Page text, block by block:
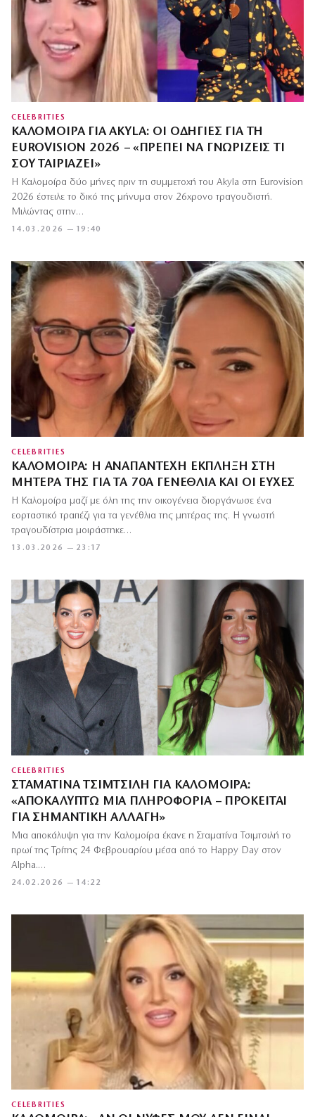
CELEBRITIES
ΚΑΛΟΜΟΊΡΑ ΓΙΑ ΑKYLA: ΟΙ ΟΔΗΓΊΕΣ ΓΙΑ ΤΗ
EUROVISION 2026 – «ΠΡΈΠΕΙ ΝΑ ΓΝΩΡΊΖΕΙΣ ΤΙ
ΣΟΥ ΤΑΙΡΙΆΖΕΙ»
14.03.2026 — 19:40
Η Καλομοίρα δύο μήνες πριν τη συμμετοχή του Akyla στη Eurovision
2026 έστειλε το δικό της μήνυμα στον 26χρονο τραγουδιστή.
Μιλώντας στην…
CELEBRITIES
ΚΑΛΟΜΟΊΡΑ: Η ΑΝΑΠΆΝΤΕΧΗ ΈΚΠΛΗΞΗ ΣΤΗ
ΜΗΤΈΡΑ ΤΗΣ ΓΙΑ ΤΑ 70Α ΓΕΝΈΘΛΙΑ ΚΑΙ ΟΙ ΕΥΧΈΣ
13.03.2026 — 23:17
Η Καλομοίρα μαζί με όλη της την οικογένεια διοργάνωσε ένα
εορταστικό τραπέζι για τα γενέθλια της μητέρας της. Η γνωστή
τραγουδίστρια μοιράστηκε…
CELEBRITIES
ΣΤΑΜΑΤΊΝΑ ΤΣΙΜΤΣΙΛΉ ΓΙΑ ΚΑΛΟΜΟΊΡΑ:
«ΑΠΟΚΑΛΎΠΤΩ ΜΙΑ ΠΛΗΡΟΦΟΡΊΑ – ΠΡΌΚΕΙΤΑΙ
ΓΙΑ ΣΗΜΑΝΤΙΚΉ ΑΛΛΑΓΉ»
24.02.2026 — 14:22
Μια αποκάλυψη για την Καλομοίρα έκανε η Σταματίνα Τσιμτσιλή το
πρωί της Τρίτης 24 Φεβρουαρίου μέσα από το Happy Day στον
Alpha.…
CELEBRITIES